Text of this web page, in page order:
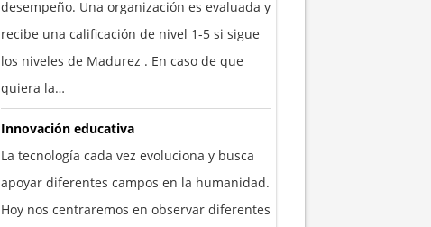
desempeño. Una organización es evaluada y
recibe una calificación de nivel 1-5 si sigue
los niveles de Madurez . En caso de que
quiera la…
Innovación educativa
La tecnología cada vez evoluciona y busca
apoyar diferentes campos en la humanidad.
Hoy nos centraremos en observar diferentes